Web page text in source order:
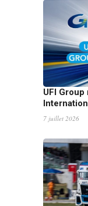
UFI Group
7 juillet 2026